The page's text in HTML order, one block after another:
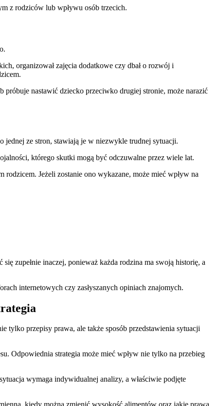
z rodziców lub wpływu osób trzecich.
organizował zajęcia dodatkowe czy dbał o rozwój i
nastawić dziecko przeciwko drugiej stronie, może narazić
jednej ze stron, stawiają je w niezwykle trudnej sytuacji.
którego skutki mogą być odczuwalne przez wiele lat.
Jeżeli zostanie ono wykazane, może mieć wpływ na
zupełnie inaczej, ponieważ każda rodzina ma swoją historię, a
internetowych czy zasłyszanych opiniach znajomych.
tylko przepisy prawa, ale także sposób przedstawienia sytuacji
Odpowiednia strategia może mieć wpływ nie tylko na przebieg
wymaga indywidualnej analizy, a właściwie podjęte